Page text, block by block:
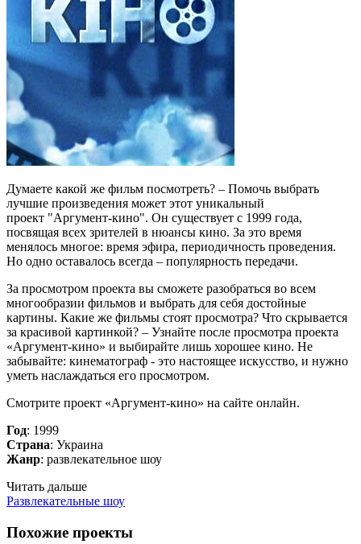
Думаете какой же фильм посмотреть? – Помочь выбрать
лучшие произведения может этот уникальный
проект "Аргумент-кино". Он существует с 1999 года,
посвящая всех зрителей в нюансы кино. За это время
менялось многое: время эфира, периодичность проведения.
Но одно оставалось всегда – популярность передачи.
За просмотром проекта вы сможете разобраться во всем
многообразии фильмов и выбрать для себя достойные
картины. Какие же фильмы стоят просмотра? Что скрывается
за красивой картинкой? – Узнайте после просмотра проекта
«Аргумент-кино» и выбирайте лишь хорошее кино. Не
забывайте: кинематограф - это настоящее искусство, и нужно
уметь наслаждаться его просмотром.
Смотрите проект «Аргумент-кино» на сайте онлайн.
Год: 1999
Страна: Украина
Жанр: развлекательное шоу
Читать дальше
Развлекательные шоу
Похожие проекты